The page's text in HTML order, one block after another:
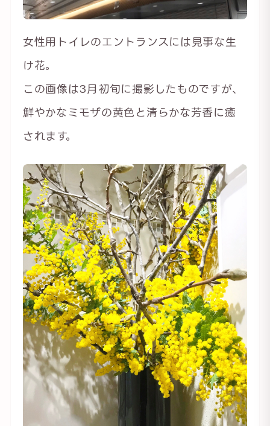
女性用トイレのエントランスには見事な生
け花。
この画像は3月初旬に撮影したものですが、
鮮やかなミモザの黄色と清らかな芳香に癒
されます。